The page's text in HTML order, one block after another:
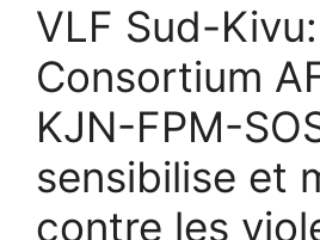
VLF Sud-
Consortium
KJN-FPM-
sensibilise et
contre les